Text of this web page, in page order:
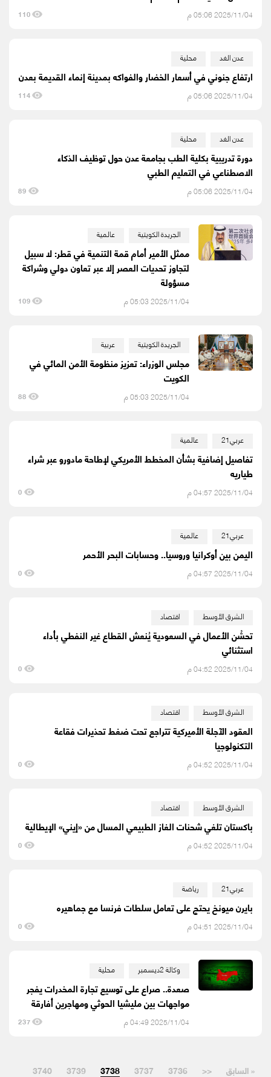
2025/11/04 05:06 م 110
عدن الغد محلية
ارتفاع جنوني في أسعار الخضار والفواكه بمدينة إنماء القديمة بعدن
2025/11/04 05:06 م 114
عدن الغد محلية
دورة تدريبية بكلية الطب بجامعة عدن حول توظيف الذكاء
الاصطناعي في التعليم الطبي
2025/11/04 05:06 م 89
الجريدة الكويتية عالمية
ممثل الأمير أمام قمة التنمية في قطر: لا سبيل
لتجاوز تحديات العصر إلا عبر تعاون دولي وشراكة
مسؤولة
2025/11/04 05:03 م 109
الجريدة الكويتية عربية
مجلس الوزراء: تعزيز منظومة الأمن المائي في
الكويت
2025/11/04 05:03 م 88
عربي21 عالمية
تفاصيل إضافية بشأن المخطط الأمريكي لإطاحة مادورو عبر شراء
طياريه
2025/11/04 04:57 م 0
عربي21 عالمية
اليمن بين أوكرانيا وروسيا.. وحسابات البحر الأحمر
2025/11/04 04:57 م 0
الشرق الأوسط اقتصاد
تحسُّن الأعمال في السعودية يُنعش القطاع غير النفطي بأداء
استثنائي
2025/11/04 04:52 م 0
الشرق الأوسط اقتصاد
العقود الآجلة الأميركية تتراجع تحت ضغط تحذيرات فقاعة
التكنولوجيا
2025/11/04 04:52 م 0
الشرق الأوسط اقتصاد
باكستان تلغي شحنات الغاز الطبيعي المسال من «إيني» الإيطالية
2025/11/04 04:52 م 0
عربي21 رياضة
بايرن ميونخ يحتج على تعامل سلطات فرنسا مع جماهيره
2025/11/04 04:51 م 0
وكالة 2ديسمبر محلية
صعدة.. صراع على توسيع تجارة المخدرات يفجر
مواجهات بين مليشيا الحوثي ومهاجرين أفارقة
2025/11/04 04:49 م 237
« السابق <<
3736
3737
3738
3739
3740